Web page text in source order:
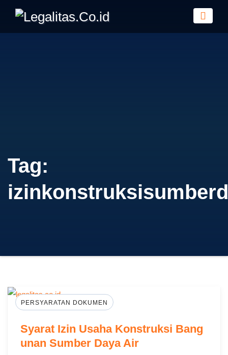
Tag:
PERSYARATAN DOKUMEN
Syarat Izin Usaha Konstruksi Bang
unan Sumber Daya Air